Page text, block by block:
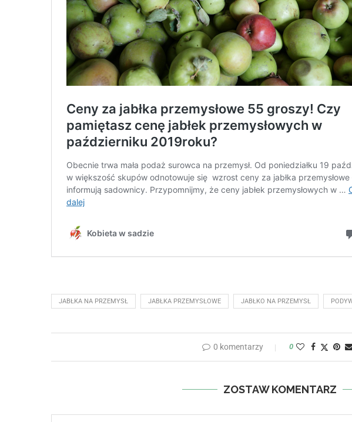
JABŁKA NA PRZEMYSŁ JABŁKA PRZEMYSŁOWE JABŁKO NA PRZEMYSŁ
0 komentarzy 0
ZOSTAW KOMENTARZ